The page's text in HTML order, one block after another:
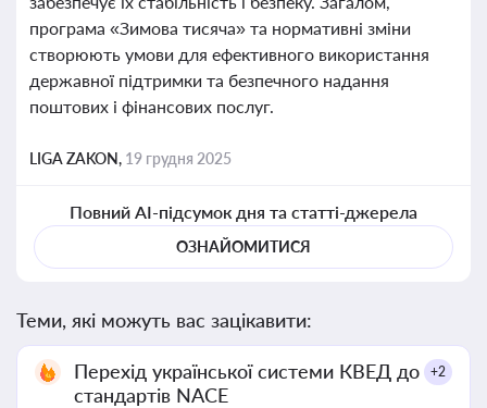
програма «Зимова тисяча» та нормативні зміни
створюють умови для ефективного використання
державної підтримки та безпечного надання
поштових і фінансових послуг.
LIGA ZAKON, 19 грудня 2025
Повний AI-підсумок дня та статті-джерела
ОЗНАЙОМИТИСЯ
Теми, які можуть вас зацікавити:
Перехід української системи КВЕД до
стандартів NACE
+2